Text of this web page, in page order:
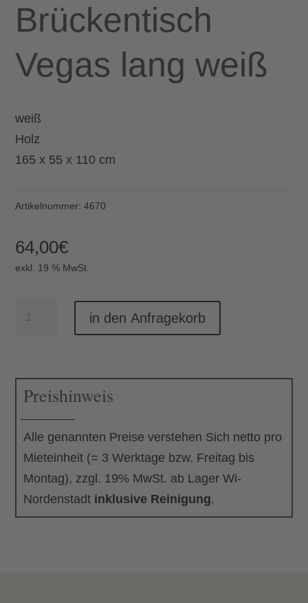
Brückentisch
Vegas lang weiß
weiß
Holz
165 x 55 x 110 cm
Artikelnummer:4670
64,00€
exkl. 19 % MwSt.
Menge
in den Anfragekorb
Preishinweis
Alle genannten Preise verstehen Sich netto pro
Mieteinheit (= 3 Werktage bzw. Freitag bis
Montag), zzgl. 19% MwSt. ab Lager Wi-
Nordenstadt inklusive Reinigung.